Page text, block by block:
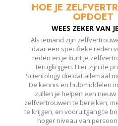
HOE JE
OPDOET
WEES ZEKER VAN
Als iemand zijn
daar een specifieke reden
reden en je kunt je
terugkrijgen. Hier zijn de
Scientology die dat allemaal
De kennis en hulpmiddelen
zullen je helpen een nieuw
zelfvertrouwen te bereiken,
te krijgen, en vooruitgang te
hoger niveau van